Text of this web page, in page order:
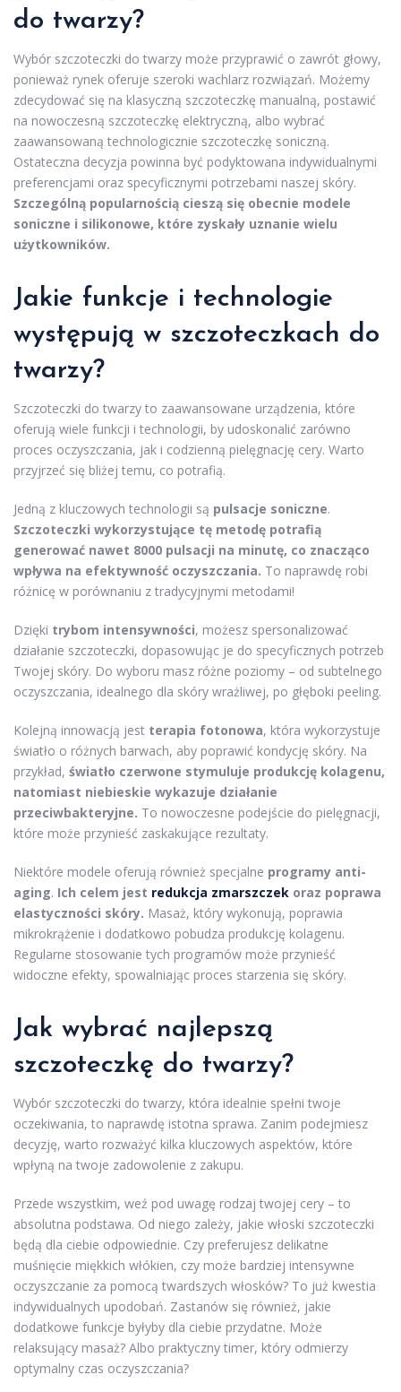
do twarzy?
Wybór szczoteczki do twarzy może przyprawić o zawrót głowy,
ponieważ rynek oferuje szeroki wachlarz rozwiązań. Możemy
zdecydować się na klasyczną szczoteczkę manualną, postawić
na nowoczesną szczoteczkę elektryczną, albo wybrać
zaawansowaną technologicznie szczoteczkę soniczną.
Ostateczna decyzja powinna być podyktowana indywidualnymi
preferencjami oraz specyficznymi potrzebami naszej skóry.
Szczególną popularnością cieszą się obecnie modele
soniczne i silikonowe, które zyskały uznanie wielu
użytkowników.
Jakie funkcje i technologie
występują w szczoteczkach do
twarzy?
Szczoteczki do twarzy to zaawansowane urządzenia, które
oferują wiele funkcji i technologii, by udoskonalić zarówno
proces oczyszczania, jak i codzienną pielęgnację cery. Warto
przyjrzeć się bliżej temu, co potrafią.
Jedną z kluczowych technologii są pulsacje soniczne.
Szczoteczki wykorzystujące tę metodę potrafią
generować nawet 8000 pulsacji na minutę, co znacząco
wpływa na efektywność oczyszczania. To naprawdę robi
różnicę w porównaniu z tradycyjnymi metodami!
Dzięki trybom intensywności, możesz spersonalizować
działanie szczoteczki, dopasowując je do specyficznych potrzeb
Twojej skóry. Do wyboru masz różne poziomy – od subtelnego
oczyszczania, idealnego dla skóry wrażliwej, po głęboki peeling.
Kolejną innowacją jest terapia fotonowa, która wykorzystuje
światło o różnych barwach, aby poprawić kondycję skóry. Na
przykład, światło czerwone stymuluje produkcję kolagenu,
natomiast niebieskie wykazuje działanie
przeciwbakteryjne. To nowoczesne podejście do pielęgnacji,
które może przynieść zaskakujące rezultaty.
Niektóre modele oferują również specjalne programy anti-
aging. Ich celem jest redukcja zmarszczek oraz poprawa
elastyczności skóry. Masaż, który wykonują, poprawia
mikrokrążenie i dodatkowo pobudza produkcję kolagenu.
Regularne stosowanie tych programów może przynieść
widoczne efekty, spowalniając proces starzenia się skóry.
Jak wybrać najlepszą
szczoteczkę do twarzy?
Wybór szczoteczki do twarzy, która idealnie spełni twoje
oczekiwania, to naprawdę istotna sprawa. Zanim podejmiesz
decyzję, warto rozważyć kilka kluczowych aspektów, które
wpłyną na twoje zadowolenie z zakupu.
Przede wszystkim, weź pod uwagę rodzaj twojej cery – to
absolutna podstawa. Od niego zależy, jakie włoski szczoteczki
będą dla ciebie odpowiednie. Czy preferujesz delikatne
muśnięcie miękkich włókien, czy może bardziej intensywne
oczyszczanie za pomocą twardszych włosków? To już kwestia
indywidualnych upodobań. Zastanów się również, jakie
dodatkowe funkcje byłyby dla ciebie przydatne. Może
relaksujący masaż? Albo praktyczny timer, który odmierzy
optymalny czas oczyszczania?